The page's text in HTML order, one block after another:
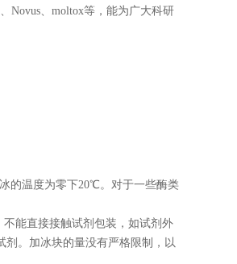
、 Novus、 moltox等，能为广大科研
的温度为零下20℃。对于一些酶类
能直接接触试剂包装，如试剂外
剂。加冰块的量没有严格限制，以